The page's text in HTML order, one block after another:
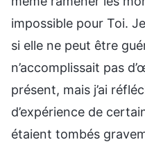
impossible pour Toi.
si elle ne peut être
n’accomplissait pas
présent, mais j’ai
d’expérience de
étaient tombés